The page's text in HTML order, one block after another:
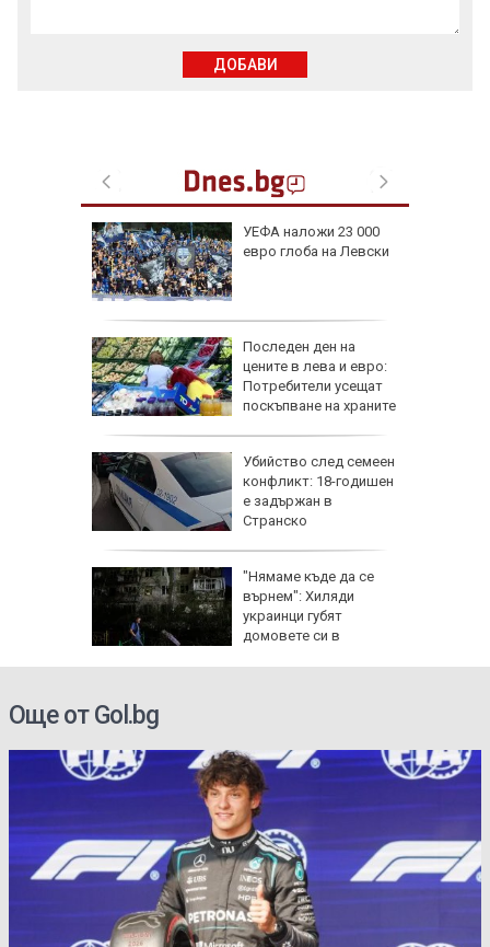
УЕФА наложи 23 000
евро глоба на Левски
Последен ден на
цените в лева и евро:
Потребители усещат
поскъпване на храните
Убийство след семеен
конфликт: 18-годишен
е задържан в
Странско
"Нямаме къде да се
върнем": Хиляди
украинци губят
домовете си в
ДОБАВИ
Още от Gol.bg